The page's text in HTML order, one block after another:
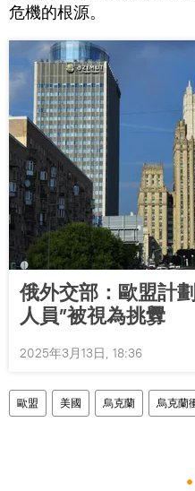
危機的根源。
俄外交部：歐盟計
人員”被視為挑釁
2025年3月13日, 18:36
歐盟 美國 烏克蘭 烏克蘭